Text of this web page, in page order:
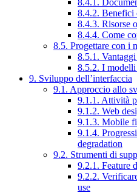
8.4.2. Benefici
8.4.3. Risorse
8.4.4. Come
8.5. Progettare con i
8.5.1.
8.5.2. I
9. Sviluppo dell’interfaccia
9.1. Approccio allo
9.1.1. Attività
9.1.2. Web
9.1.3. Mobile
9.1.4.
degradation
9.2. Strumenti di
9.2.1. Feature
9.2.2.
use